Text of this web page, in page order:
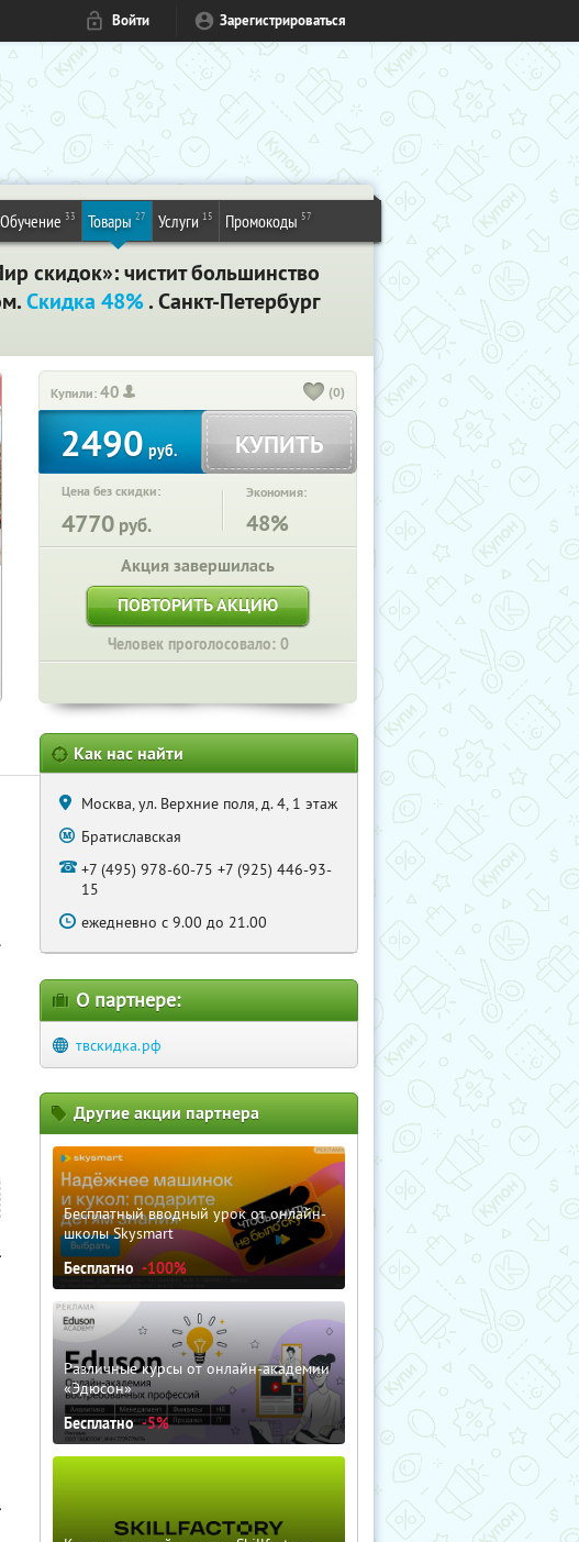
Войти Зарегистрироваться
Обучение 33 Товары 27 Услуги 15 Промокоды 57
скидок»: чистит большинство
Скидка 48%. Санкт-Петербург
Купили:40 (0)
2490руб. КУПИТЬ
Цена без скидки:
4770 руб.
Экономия:
48%
Акция завершилась
ПОВТОРИТЬ АКЦИЮ
Человек проголосовало: 0
Как нас найти
Москва, ул. Верхние поля, д. 4, 1 этаж
Братиславская
+7 (495) 978-60-75 +7 (925) 446-93-
15
ежедневно с 9.00 до 21.00
О партнере:
твскидка.рф
Другие акции партнера
Бесплатный вводный урок от онлайн-
школы Skysmart
Бесплатно -100%
Различные курсы от онлайн-академии
«Эдюсон»
Бесплатно -5%